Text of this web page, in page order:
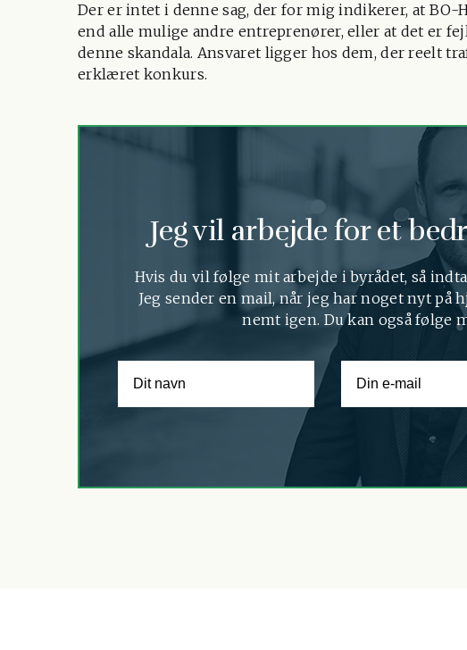
Der er intet i denne sag, der for mig indikerer, at
end alle mulige andre entreprenører, eller at det er
denne skandala. Ansvaret ligger hos dem, der reelt
erklæret konkurs.
Jeg vil arbejde for et
Hvis du vil følge mit arbejde i byrådet, så
Jeg sender en mail, når jeg har noget nyt på
nemt igen. Du kan også følge